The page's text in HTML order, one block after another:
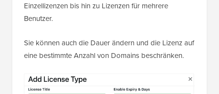
Einzellizenzen bis hin zu Lizenzen für mehrere
Benutzer.
Sie können auch die Dauer ändern und die Lizenz auf
eine bestimmte Anzahl von Domains beschränken.